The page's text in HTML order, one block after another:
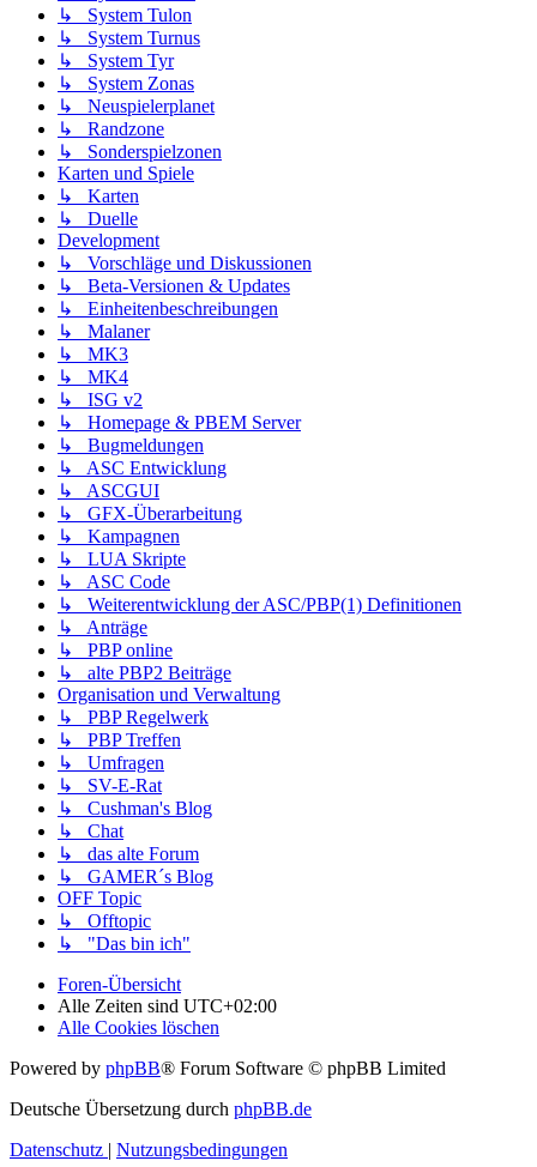
↳ System Tulon
↳ System Turnus
↳ System Tyr
↳ System Zonas
↳ Neuspielerplanet
↳ Randzone
↳ Sonderspielzonen
Karten und Spiele
↳ Karten
↳ Duelle
Development
↳ Vorschläge und Diskussionen
↳ Beta-Versionen & Updates
↳ Einheitenbeschreibungen
↳ Malaner
↳ MK3
↳ MK4
↳ ISG v2
↳ Homepage & PBEM Server
↳ Bugmeldungen
↳ ASC Entwicklung
↳ ASCGUI
↳ GFX-Überarbeitung
↳ Kampagnen
↳ LUA Skripte
↳ ASC Code
↳ Weiterentwicklung der ASC/PBP(1) Definitionen
↳ Anträge
↳ PBP online
↳ alte PBP2 Beiträge
Organisation und Verwaltung
↳ PBP Regelwerk
↳ PBP Treffen
↳ Umfragen
↳ SV-E-Rat
↳ Cushman's Blog
↳ Chat
↳ das alte Forum
↳ GAMER´s Blog
OFF Topic
↳ Offtopic
↳ "Das bin ich"
Foren-Übersicht
Alle Zeiten sind UTC+02:00
Alle Cookies löschen
Powered by phpBB® Forum Software © phpBB Limited
Deutsche Übersetzung durch phpBB.de
Datenschutz | Nutzungsbedingungen